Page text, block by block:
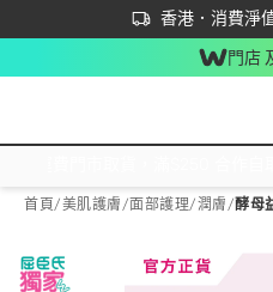
香港．消費淨
立即成為易賞
首次APP下單買滿
門店
首頁/美肌護膚/面部護理/潤膚/酵母